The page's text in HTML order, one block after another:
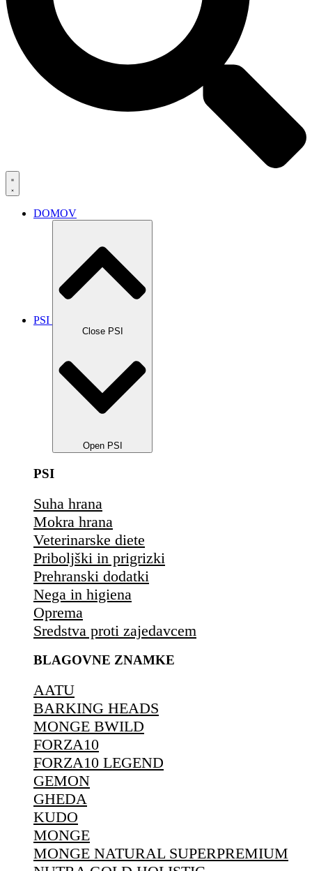
DOMOV
PSI
Close PSI
Open PSI
PSI
Suha hrana
Mokra hrana
Veterinarske diete
Priboljški in prigrizki
Prehranski dodatki
Nega in higiena
Oprema
Sredstva proti zajedavcem
BLAGOVNE ZNAMKE
AATU
BARKING HEADS
MONGE BWILD
FORZA10
FORZA10 LEGEND
GEMON
GHEDA
KUDO
MONGE
MONGE NATURAL SUPERPREMIUM